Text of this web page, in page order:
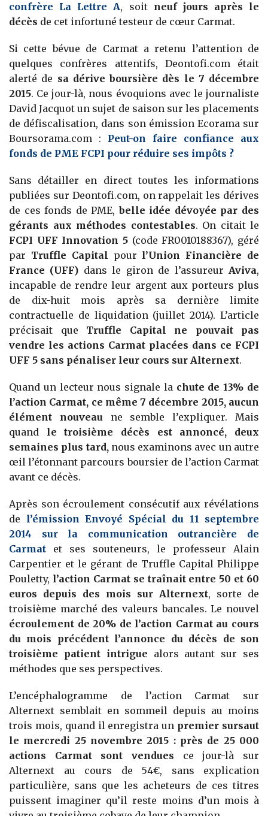
confrère La Lettre A, soit neuf jours après le
décès de cet infortuné testeur de cœur Carmat.
Si cette bévue de Carmat a retenu l’attention de
quelques confrères attentifs, Deontofi.com était
alerté de sa dérive boursière dès le 7 décembre
2015. Ce jour-là, nous évoquions avec le journaliste
David Jacquot un sujet de saison sur les placements
de défiscalisation, dans son émission Ecorama sur
Boursorama.com : Peut-on faire confiance aux
fonds de PME FCPI pour réduire ses impôts ?
Sans détailler en direct toutes les informations
publiées sur Deontofi.com, on rappelait les dérives
de ces fonds de PME,belle idée dévoyée par des
gérants aux méthodes contestables. On citait le
FCPI UFF Innovation 5 (code FR0010188367), géré
par Truffle Capital pour l’Union Financière de
France (UFF) dans le giron de l’assureur Aviva,
incapable de rendre leur argent aux porteurs plus
de dix-huit mois après sa dernière limite
contractuelle de liquidation (juillet 2014). L’article
précisait que Truffle Capital ne pouvait pas
vendre les actions Carmat placées dans ce FCPI
UFF 5 sans pénaliser leur cours sur Alternext.
Quand un lecteur nous signale la chute de 13% de
l’action Carmat, ce même 7 décembre 2015, aucun
élément nouveaune semble l’expliquer. Mais
quand le troisième décès est annoncé, deux
semaines plus tard,nous examinons avec un autre
œil l’étonnant parcours boursier de l’action Carmat
avant ce décès.
Après son écroulement consécutif aux révélations
de l’émission Envoyé Spécial du 11 septembre
2014 sur la communication outrancière de
Carmat et ses souteneurs, le professeur Alain
Carpentier et le gérant de Truffle Capital Philippe
Pouletty, l’action Carmat se traînait entre 50 et 60
euros depuis des mois sur Alternext, sorte de
troisième marché des valeurs bancales. Le nouvel
écroulement de 20% de l’action Carmat au cours
du mois précédent l’annonce du décès de son
troisième patient intrigue alors autant sur ses
méthodes que ses perspectives.
L’encéphalogramme de l’action Carmat sur
Alternext semblait en sommeil depuis au moins
trois mois, quand il enregistra un premier sursaut
le mercredi 25 novembre 2015 : près de 25 000
actions Carmat sont vendues ce jour-là sur
Alternext au cours de 54€, sans explication
particulière, sans que les acheteurs de ces titres
puissent imaginer qu’il reste moins d’un mois à